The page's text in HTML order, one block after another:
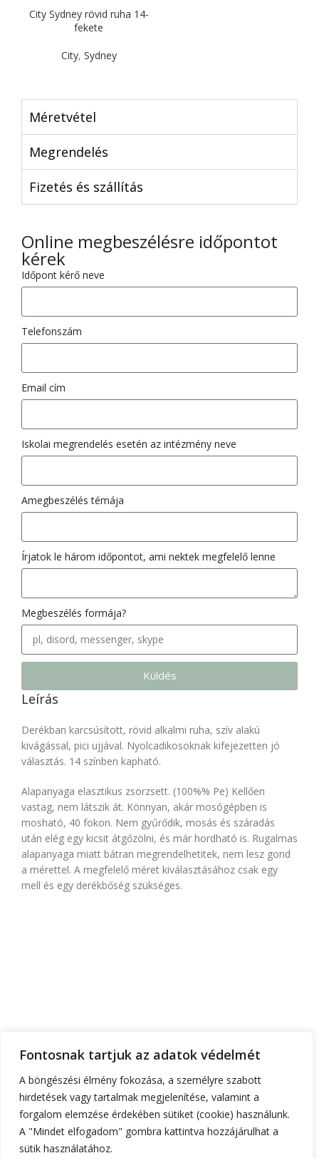
Fontosnak tartjuk az adatok védelmét
A böngészési élmény fokozása, a személyre szabott
hirdetések vagy tartalmak megjelenítése, valamint a
forgalom elemzése érdekében sütiket (cookie) használunk.
A "Mindet elfogadom" gombra kattintva hozzájárulhat a
sütik használatához.
City Sydney rövid ruha 14-
fekete
City, Sydney
Méretvétel
Megrendelés
Fizetés és szállítás
Online megbeszélésre időpontot
kérek
Időpont kérő neve
Telefonszám
Email cím
Iskolai megrendelés esetén az intézmény neve
Amegbeszélés témája
Írjatok le három időpontot, ami nektek megfelelő lenne
Megbeszélés formája?
Küldés
Leírás
Derékban karcsúsított, rövid alkalmi ruha, szív alakú
kivágással, pici ujjával. Nyolcadikosoknak kifejezetten jó
választás. 14 színben kapható.
Alapanyaga elasztikus zsorzsett. (100%% Pe) Kellően
vastag, nem látszik át. Könnyan, akár mosógépben is
mosható, 40 fokon. Nem gyűrődik, mosás és száradás
után elég egy kicsit átgőzölni, és már hordható is. Rugalmas
alapanyaga miatt bátran megrendelhetitek, nem lesz gond
a mérettel. A megfelelő méret kiválasztásához csak egy
mell és egy derékbőség szükséges.
RÓLUNK TEMATIKA FONTOS INFÓK RUHATERVEZŐ
ÁRAKKAPCSOLAT
+36 30 555 6 444
gorzoheni@gmail.com
1182 Budapest, Kézdivásárhely utca 24.a